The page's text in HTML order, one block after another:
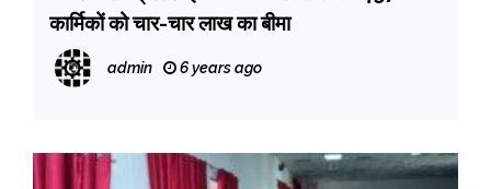
कार्मिकों को चार-चार लाख का बीमा
admin 6 years ago